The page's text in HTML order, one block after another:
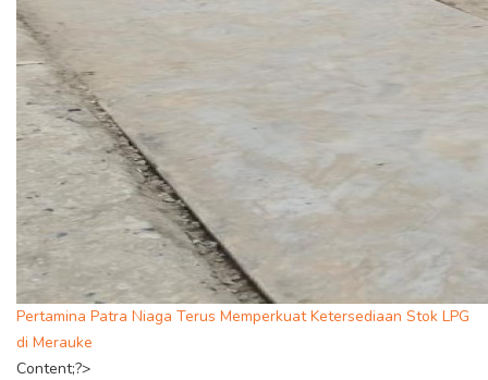
Pertamina Patra Niaga Terus Memperkuat Ketersediaan Stok LPG
di Merauke
Content;?>